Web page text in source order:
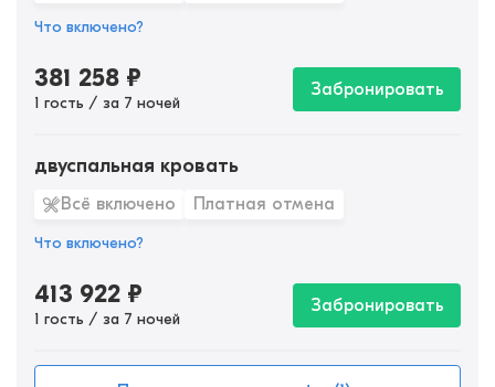
Что включено?
381 258 ₽
1 гость / за 7 ночей
Забронировать
двуспальная кровать
Всё включено Платная отмена
Что включено?
413 922 ₽
1 гость / за 7 ночей
Забронировать